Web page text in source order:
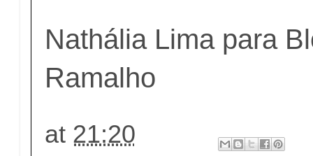
Nathália Lima para
Ramalho
at 21:20